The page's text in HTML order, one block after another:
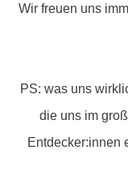
Wir freuen uns
PS: was uns
die uns im
Entdecker:innen